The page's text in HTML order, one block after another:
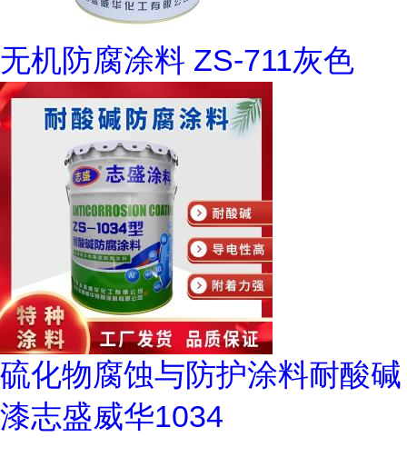
无机防腐涂料 ZS-711灰色
硫化物腐蚀与防护涂料耐酸碱
漆志盛威华1034